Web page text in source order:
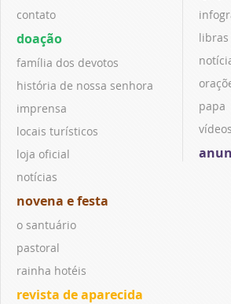
contato
doação
família dos devotos
história de nossa senhora
imprensa
locais turísticos
loja oficial
notícias
novena e festa
o santuário
pastoral
rainha hotéis
revista de aparecida
libras
papa
vídeos